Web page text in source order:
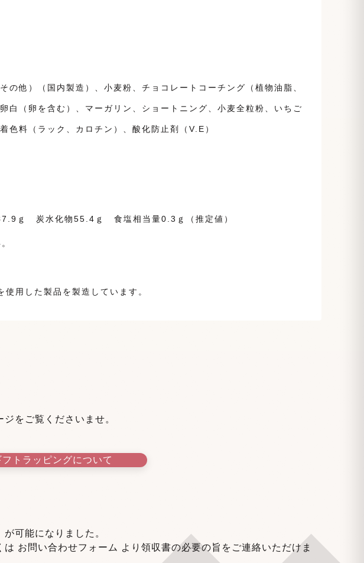
の他）（国内製造）、小麦粉、チョコレートコーチング（植物油脂、
白（卵を含む）、マーガリン、ショートニング、小麦全粒粉、いちご
色料（ラック、カロチン）、酸化防止剤（V.E）
ｇ 炭水化物55.4ｇ 食塩相当量0.3ｇ（推定値）
用した製品を製造しています。
をご覧くださいませ。
フトラッピングについて
可能になりました。
は お問い合わせフォーム より領収書の必要の旨をご連絡いただけま